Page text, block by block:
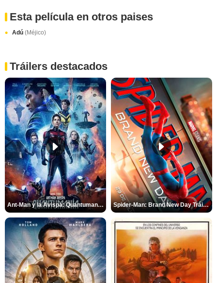
Esta película en otros paises
Adú (Méjico)
Tráilers destacados
Ant-Man y la Avispa: Quantumanía Tráiler (2) Spider-Man: Brand New Day Tráiler (3)